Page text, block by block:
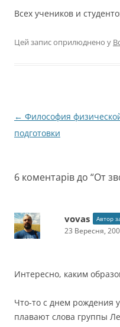
Всех учеников и
Цей запис оприлюднено у
Навігація
по
← Философия
подготовки
6 коментарів до “От
vovas Автор
23 Вересня,
Интересно, каким
Что-то с днем рождения
плавают слова группы